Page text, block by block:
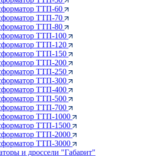
ТТП-60
ТТП-70
ТТП-80
ТТП-100
ТТП-120
ТТП-150
ТТП-200
ТТП-250
ТТП-300
ТТП-400
ТТП-500
ТТП-700
ТТП-1000
ТТП-1500
ТТП-2000
ТТП-3000
и дроссели "Габарит"